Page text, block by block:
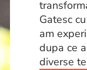
Gatesc
am
dupa ce
diverse